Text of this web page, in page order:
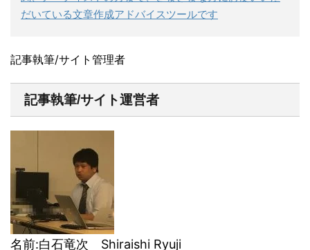
だいている文章作成アドバイスツールです
記事執筆/サイト管理者
記事執筆/サイト運営者
名前:白石竜次 Shiraishi Ryuji